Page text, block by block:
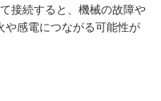
接続すると、機械の故障や
や感電につながる可能性が